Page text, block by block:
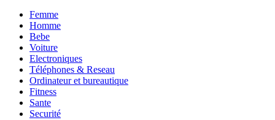
Femme
Homme
Bebe
Voiture
Electroniques
Téléphones & Reseau
Ordinateur et bureautique
Fitness
Sante
Securité